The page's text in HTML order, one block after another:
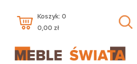
Koszyk: 0
0,00 zł